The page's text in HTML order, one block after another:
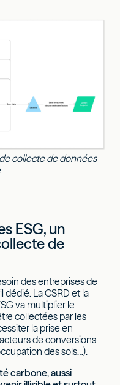
collecte de données
ESG, un
de
des entreprises de
La CSRD et la
va multiplier le
collectées par les
la prise en
de conversions
des sols…).
carbone, aussi